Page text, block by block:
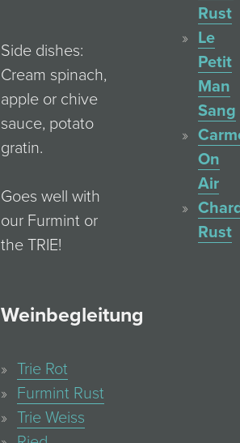
Side dishes:
Cream spinach,
apple or chive
sauce, potato
gratin.
Goes well with
our Furmint or
the TRIE!
Weinbegleitung
Trie Rot
Furmint Rust
Trie Weiss
Rust
Le
Petit
Man
Sang
On
Air
Rust